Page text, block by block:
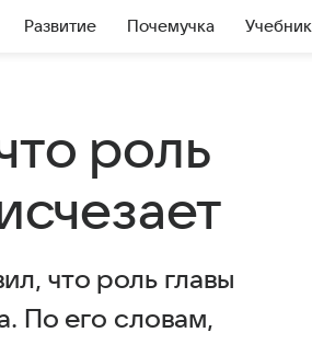
Развитие Почемучка Учебник
роль
что роль главы
По его словам,